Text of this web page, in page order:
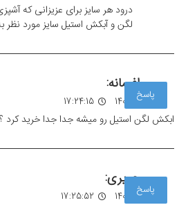
درود هر سایز برای عزیزانی که
لگن و آبکش استیل سایز مورد نظر
افسانه:
16 آبان 1403 17:24:15 پاسخ
ابکش لگن استیل رو میشه جدا جدا خرید کرد ؟
حریری:
16 آبان 1403 17:25:52 پاسخ